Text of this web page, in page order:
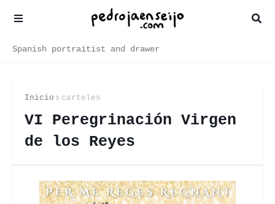
Spanish portraitist and drawer
Inicio carteles
VI Peregrinación Virgen
de los Reyes